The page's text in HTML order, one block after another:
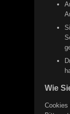
Wie
Cookies